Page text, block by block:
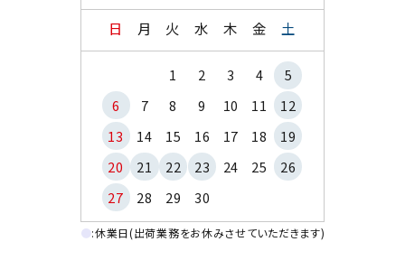
日 月 火 水 木 金 土
1 2 3 4
5
6
7 8 9 10 11
12
13
14 15 16 17 18
19
20
21 22 23 24 25
26
27
28 29 30
●:休業日(出荷業務をお休みさせていただきます)